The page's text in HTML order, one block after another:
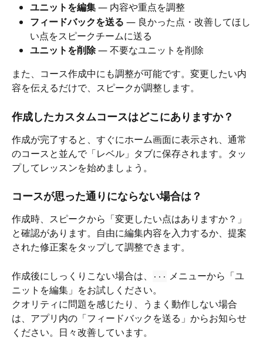
ユニットを編集 — 内容や重点を調整
フィードバックを送る — 良かった点・改善してほし
い点をスピークチームに送る
ユニットを削除 — 不要なユニットを削除
また、コース作成中にも調整が可能です。変更したい内
容を伝えるだけで、スピークが調整します。
作成したカスタムコースはどこにありますか？
作成が完了すると、すぐにホーム画面に表示され、通常
のコースと並んで「レベル」タブに保存されます。タッ
プしてレッスンを始めましょう。
コースが思った通りにならない場合は？
作成時、スピークから「変更したい点はありますか？」
と確認があります。自由に編集内容を入力するか、提案
された修正案をタップして調整できます。
作成後にしっくりこない場合は、 ··· メニューから「ユ
ニットを編集」をお試しください。
クオリティに問題を感じたり、うまく動作しない場合
は、アプリ内の「フィードバックを送る」からお知らせ
ください。日々改善しています。